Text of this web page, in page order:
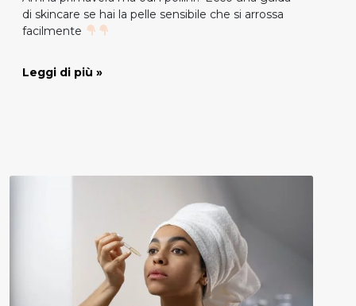
di skincare se hai la pelle sensibile che si arrossa
facilmente
Leggi di più »